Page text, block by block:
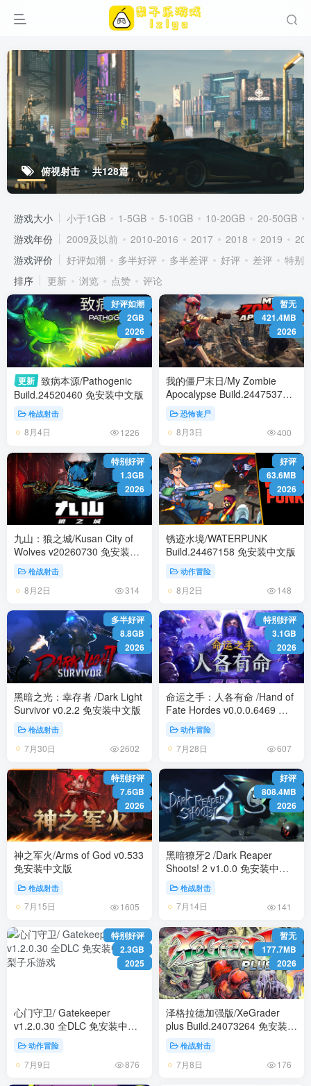
俯视射击 共128篇
游戏大小 小于1GB 1-5GB 5-10GB 10-20GB 20-50GB
游戏年份
2009及以前 2010-2016 2017 2018 2019
游戏评价
好评如潮 多半好评 多半差评 好评 差评
特别
排序
更新 浏览 点赞 评论
好评如潮
2GB
2026
更新 致病本源/Pathogenic
Build.24520460 免安装中文版
枪战射击
8月4日 1226
暂无
421.4MB
2026
我的僵尸末日/My Zombie
Apocalypse Build.24475375
免安装中文版
恐怖丧尸
8月3日 400
特别好评
1.3GB
2026
九山：狼之城/Kusan City of
Wolves v20260730 免安装中
文版枪战射击
8月2日 314
好评
63.6MB
2026
锈迹水境/WATERPUNK
Build.24467158 免安装中文版
动作冒险
8月2日 148
多半好评
8.8GB
2026
黑暗之光：幸存者 /Dark Light
Survivor v0.2.2 免安装中文版
枪战射击
7月30日 2602
特别好评
3.1GB
2026
命运之手：人各有命 /Hand of
Fate Hordes v0.0.0.6469 免
动作冒险
7月28日 607
特别好评
7.6GB
2026
神之军火/Arms of God v0.533
免安装中文版
枪战射击
7月15日 1605
好评
808.4MB
2026
黑暗獠牙2 /Dark Reaper
Shoots! 2 v1.0.0 免安装中文
枪战射击
7月14日 141
特别好评
2.3GB
2025
心门守卫/ Gatekeeper
v1.2.0.30 全DLC 免安装中文
版
动作冒险
7月9日 876
暂无
177.7MB
2026
泽格拉德加强版/XeGrader
plus Build.24073264 免安装中
文版枪战射击
7月8日 176